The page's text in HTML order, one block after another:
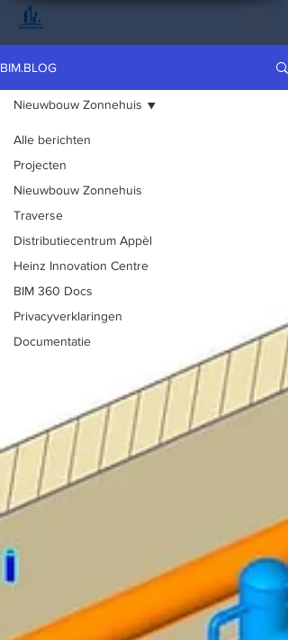
BIM.BLOG
Alle berichten
Projecten
Nieuwbouw Zonnehuis
Traverse
Distributiecentrum Appèl
Heinz Innovation Centre
BIM 360 Docs
Privacyverklaringen
Documentatie
Nieuwbouw Zonnehuis